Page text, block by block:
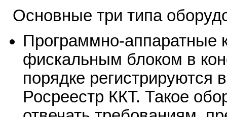
Основные три типа
Программно-аппаратные
фискальным блоком в
порядке регистрируются
Росреестр ККТ. Такое